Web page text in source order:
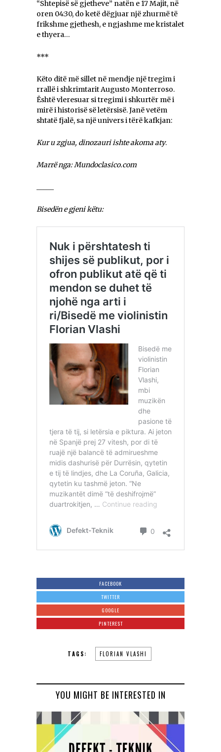
“Shtepisë së gjetheve” natën e 17 Majit, në
oren 04:30, do ketë dëgjuar një zhurmë të
frikshme gjethesh, e ngjashme me kristalet
e thyera…
***
Këto ditë më sillet në mendje një tregim i
rrallë i shkrimtarit Augusto Monterroso.
Është vleresuar si tregimi i shkurtër më i
mirë i historisë së letërsisë. Janë vetëm
shtatë fjalë, sa një univers i tërë kafkjan:
Kur u zgjua, dinozauri ishte akoma aty.
Marrë nga: Mundoclasico.com
Bisedën e gjeni këtu:
FACEBOOK
TWITTER
GOOGLE
PINTEREST
TAGS: FLORIAN VLASHI
YOU MIGHT BE INTERESTED IN